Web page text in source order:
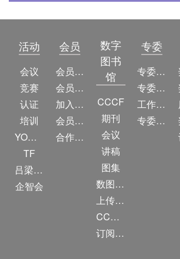
活动
会议
竞赛
认证
培训
YOCSEF
TF
吕梁振兴
企智会
会员
会员简介
会员权益
加入CCF
会员交费
合作伙伴
数字
图书
馆
CCCF
期刊
会议
讲稿
图集
数图编审委员会
上传/发布作品
CCF DL Focus
订阅《计算》
专委
专委简介
专委条例
工作问答
专委名单